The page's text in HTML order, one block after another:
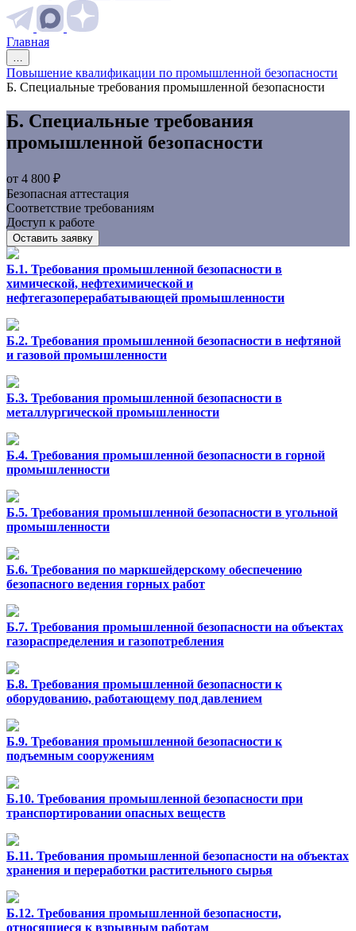
Главная
…
Повышение квалификации по промышленной безопасности
Б. Специальные требования промышленной безопасности
Б. Специальные требования
промышленной безопасности
от 4 800 ₽
Безопасная аттестация
Соответствие требованиям
Доступ к работе
Оставить заявку
Б.1. Требования промышленной безопасности в
химической, нефтехимической и
нефтегазоперерабатывающей промышленности
Б.2. Требования промышленной безопасности в нефтяной
и газовой промышленности
Б.3. Требования промышленной безопасности в
металлургической промышленности
Б.4. Требования промышленной безопасности в горной
промышленности
Б.5. Требования промышленной безопасности в угольной
промышленности
Б.6. Требования по маркшейдерскому обеспечению
безопасного ведения горных работ
Б.7. Требования промышленной безопасности на объектах
газораспределения и газопотребления
Б.8. Требования промышленной безопасности к
оборудованию, работающему под давлением
Б.9. Требования промышленной безопасности к
подъемным сооружениям
Б.10. Требования промышленной безопасности при
транспортировании опасных веществ
Б.11. Требования промышленной безопасности на объектах
хранения и переработки растительного сырья
Б.12. Требования промышленной безопасности,
относящиеся к взрывным работам